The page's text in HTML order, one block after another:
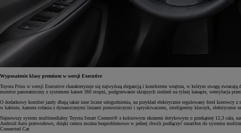
Wyposażenie klasy premium w wersji Executive
Toyota Prius w wersji Executive charakteryzuje się najwyższą elegancją i komfortem wnętrza, w którym uwagę
monitor panoramiczny z systemem kamer 360 stopni, podgrzewanie skrajnych siedzeń na tylnej kanapie, wentylacja
O dodatkowy komfort jazdy dbają także inne liczne udogodnienia, na przykład elektrycznie regulowany fotel kierowcy
w kabinie, kamera cofania z dynamicznymi liniami pomocniczymi i spryskiwaczem, inteligentny kluczyk, elektrycznie
Najnowszy system multimedialny Toyota Smart Connect® z kolorowym ekranem dotykowym o przekątnej 12,3 cala,
Android Auto przewodowo, dzięki czemu można bezproblemowo w jednej chwili podłączyć smartfon do systemu
Connected Car.